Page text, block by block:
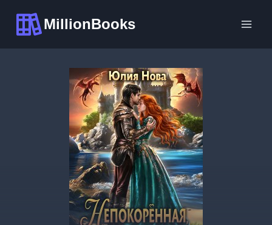
содержимому
MillionBooks